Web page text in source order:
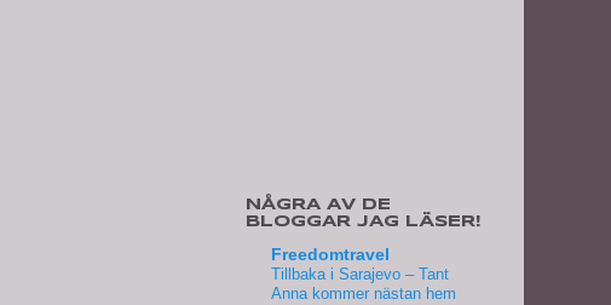
NÅGRA AV DE
BLOGGAR JAG LÄSER!
Freedomtravel
Tillbaka i Sarajevo – Tant
Anna kommer nästan hem